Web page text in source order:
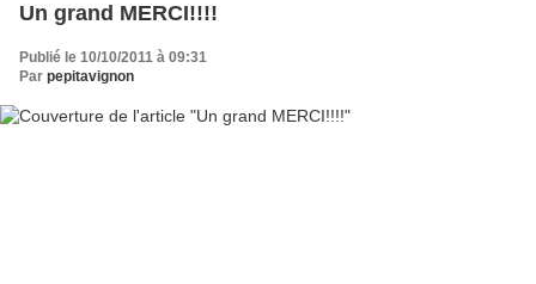
Un grand MERCI!!!!
Publié le 10/10/2011 à 09:31
Par pepitavignon